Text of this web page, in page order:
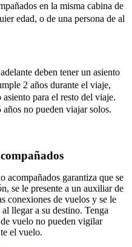
en la misma cabina de
edad, o de una persona de al
deben tener un asiento
2 años durante el viaje,
para el resto del viaje.
no pueden viajar solos.
acompañados garantiza que se
se le presente a un auxiliar de
conexiones de vuelos y se le
llegar a su destino. Tenga
vuelo no pueden vigilar
el vuelo.